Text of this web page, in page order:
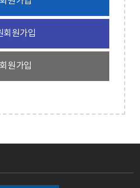
회원가입
원가입